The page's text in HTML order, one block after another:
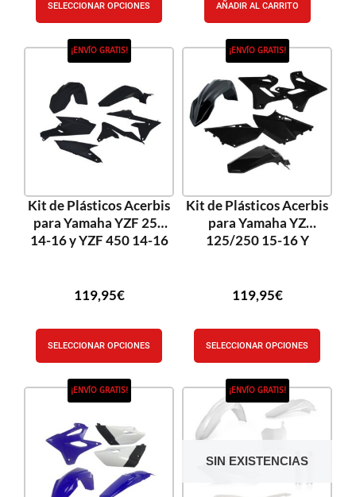
SELECCIONAR OPCIONES AÑADIR AL CARRITO
¡ENVÍO GRATIS!
Kit de Plásticos Acerbis
para Yamaha YZF 250
14-16 y YZF 450 14-16
119,95€
SELECCIONAR OPCIONES
¡ENVÍO GRATIS!
Kit de Plásticos Acerbis
para Yamaha YZ
125/250 15-16 Y
119,95€
SELECCIONAR OPCIONES
¡ENVÍO GRATIS!
SIN EXISTENCIAS
¡ENVÍO GRATIS!